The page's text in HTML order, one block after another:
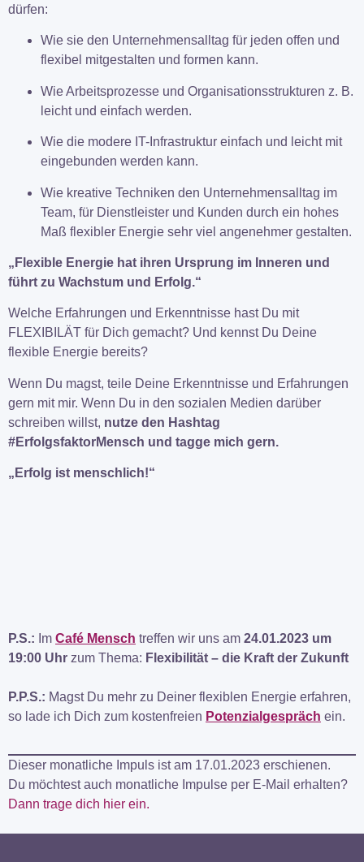
dürfen:
Wie sie den Unternehmensalltag für jeden offen und
flexibel mitgestalten und formen kann.
Wie Arbeitsprozesse und Organisationsstrukturen z. B.
leicht und einfach werden.
Wie die modere IT-Infrastruktur einfach und leicht mit
eingebunden werden kann.
Wie kreative Techniken den Unternehmensalltag im
Team, für Dienstleister und Kunden durch ein hohes
Maß flexibler Energie sehr viel angenehmer gestalten.
„Flexible Energie hat ihren Ursprung im Inneren und
führt zu Wachstum und Erfolg.“
Welche Erfahrungen und Erkenntnisse hast Du mit
FLEXIBILÄT für Dich gemacht? Und kennst Du Deine
flexible Energie bereits?
Wenn Du magst, teile Deine Erkenntnisse und Erfahrungen
gern mit mir. Wenn Du in den sozialen Medien darüber
schreiben willst, nutze den Hashtag
#ErfolgsfaktorMensch und tagge mich gern.
„Erfolg ist menschlich!“
P.S.: Im Café Mensch treffen wir uns am 24.01.2023 um
19:00 Uhr zum Thema: Flexibilität – die Kraft der Zukunft
P.P.S.: Magst Du mehr zu Deiner flexiblen Energie erfahren,
so lade ich Dich zum kostenfreien Potenzialgespräch ein.
Dieser monatliche Impuls ist am 17.01.2023 erschienen.
Du möchtest auch monatliche Impulse per E-Mail erhalten?
Dann trage dich hier ein.